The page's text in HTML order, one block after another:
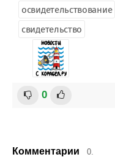
освидетельствование
свидетельство
0
Комментарии 0.